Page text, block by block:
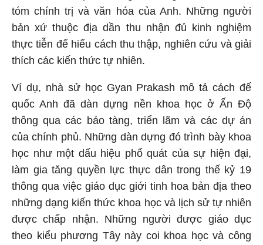
tóm chính trị và văn hóa của Anh. Những người
bản xứ thuộc địa dần thu nhận đủ kinh nghiệm
thực tiễn để hiểu cách thu thập, nghiên cứu và giải
thích các kiến thức tự nhiên.
Ví dụ, nhà sử học Gyan Prakash mô tả cách đế
quốc Anh đã dàn dựng nền khoa học ở Ấn Độ
thông qua các bảo tàng, triển lãm và các dự án
của chính phủ. Những dàn dựng đó trình bày khoa
học như một dấu hiệu phổ quát của sự hiện đại,
làm gia tăng quyền lực thực dân trong thế kỷ 19
thông qua việc giáo dục giới tinh hoa bản địa theo
những dạng kiến thức khoa học và lịch sử tự nhiên
được chấp nhận. Những người được giáo dục
theo kiểu phương Tây này coi khoa học và công